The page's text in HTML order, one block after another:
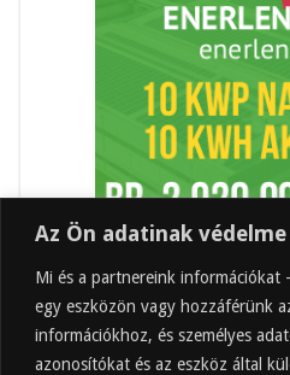
Az Ön adatinak
Mi és a partnereink
egy eszközön vagy hozzáférünk
információkhoz, és személyes
azonosítókat és az eszköz által